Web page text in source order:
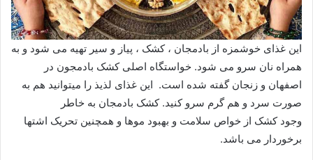
این غذای خوشمزه از بادمجان ، کشک ، پیاز و سیر تهیه می شود و به
همراه نان سرو می شود. خواستگاه اصلی کشک بادمجون در
اصفهان و زنجان گفته شده است. این غذای لذیذ را میتوانید هم به
صورت سرد و هم گرم سرو کنید. کشک بادمجان به خاطر
وجود کشک از خواص سلامت و بهبود موها و همچنین تحریک اشتها
برخوردار می باشد.